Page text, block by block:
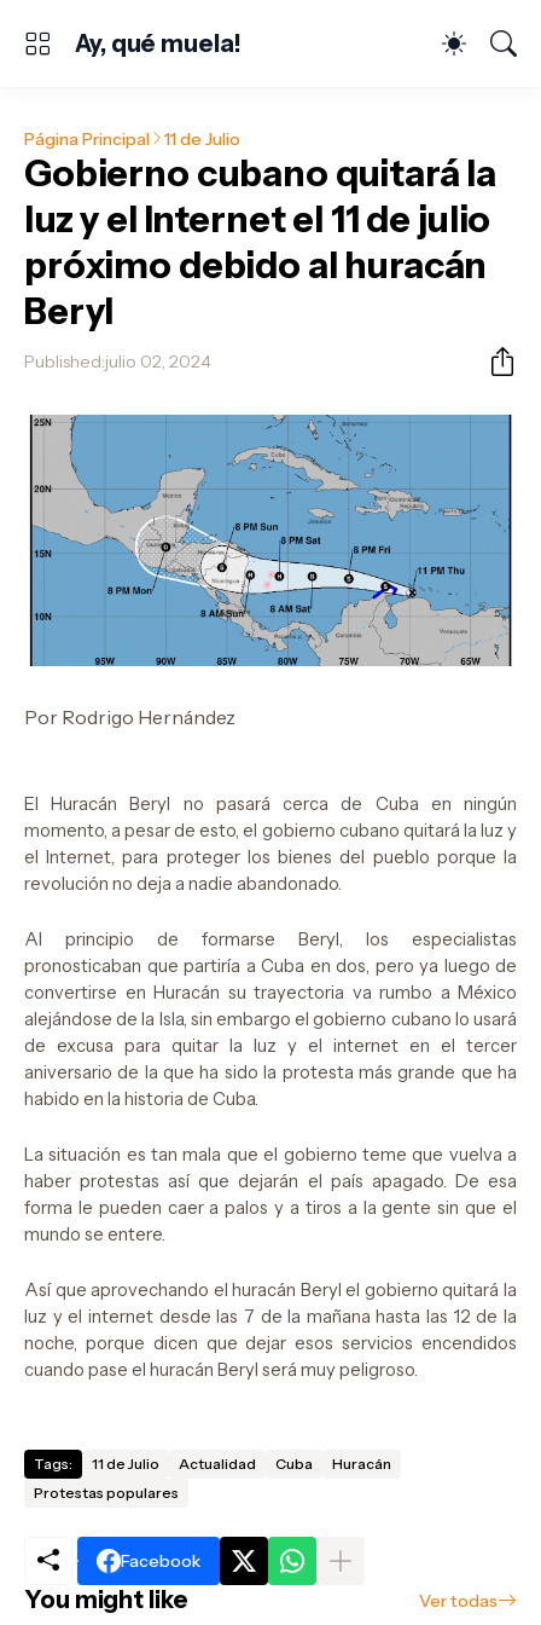
Ay, qué muela!
Página Principal 11 de Julio
Gobierno cubano quitará la
luz y el Internet el 11 de julio
próximo debido al huracán
Beryl
Published:julio 02, 2024
Por Rodrigo Hernández
El Huracán Beryl no pasará cerca de Cuba en ningún
momento, a pesar de esto, el gobierno cubano quitará la luz y
el Internet, para proteger los bienes del pueblo porque la
revolución no deja a nadie abandonado.
Al principio de formarse Beryl, los especialistas
pronosticaban que partiría a Cuba en dos, pero ya luego de
convertirse en Huracán su trayectoria va rumbo a México
alejándose de la Isla, sin embargo el gobierno cubano lo usará
de excusa para quitar la luz y el internet en el tercer
aniversario de la que ha sido la protesta más grande que ha
habido en la historia de Cuba.
La situación es tan mala que el gobierno teme que vuelva a
haber protestas así que dejarán el país apagado. De esa
forma le pueden caer a palos y a tiros a la gente sin que el
mundo se entere.
Así que aprovechando el huracán Beryl el gobierno quitará la
luz y el internet desde las 7 de la mañana hasta las 12 de la
noche, porque dicen que dejar esos servicios encendidos
cuando pase el huracán Beryl será muy peligroso.
Tags: 11 de Julio Actualidad Cuba
Huracán
Protestas populares
Facebook
You might like Ver todas